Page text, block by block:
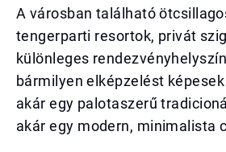
A városban található
tengerparti resortok, privát
különleges
bármilyen elképzelést
akár egy palotaszerű
akár egy modern, minimalista